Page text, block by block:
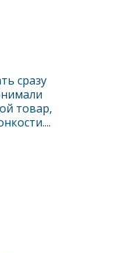
сразу
товар,